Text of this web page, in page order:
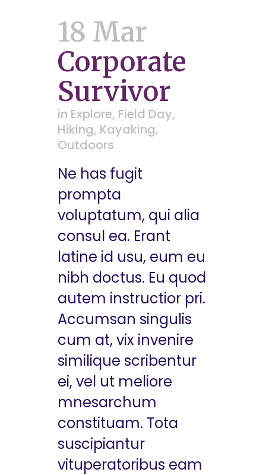
18 Mar
Corporate
Survivor
in Explore, Field Day,
Hiking, Kayaking,
Outdoors
Ne has fugit
prompta
voluptatum, qui alia
consul ea. Erant
latine id usu, eum eu
nibh doctus. Eu quod
autem instructior pri.
Accumsan singulis
cum at, vix invenire
similique scribentur
ei, vel ut meliore
mnesarchum
constituam. Tota
suscipiantur
vituperatoribus eam